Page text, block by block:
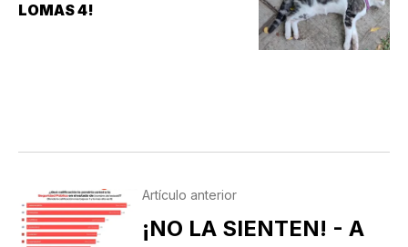
LOMAS 4!
Artículo anterior
¡NO LA SIENTEN! - A